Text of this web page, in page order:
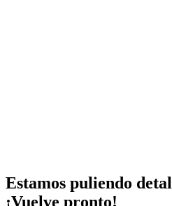
Estamos puliendo
¡Vuelve pronto!